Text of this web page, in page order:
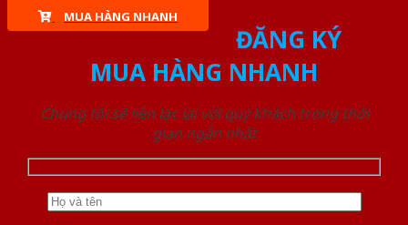
MUA HÀNG NHANH
ĐĂNG KÝ
MUA HÀNG NHANH
Chúng tôi sẽ liên lạc lại với quý khách trong thời
gian ngắn nhất